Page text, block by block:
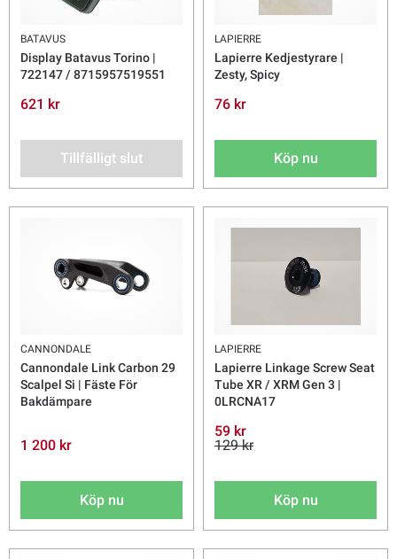
BATAVUS
Display Batavus Torino |
722147 / 8715957519551
621 kr
Tillfälligt slut
LAPIERRE
Lapierre Kedjestyrare |
Zesty, Spicy
76 kr
Köp nu
CANNONDALE
Cannondale Link Carbon 29
Scalpel Si | Fäste För
Bakdämpare
1 200 kr
Köp nu
LAPIERRE
Lapierre Linkage Screw Seat
Tube XR / XRM Gen 3 |
0LRCNA17
59 kr
129 kr
Köp nu